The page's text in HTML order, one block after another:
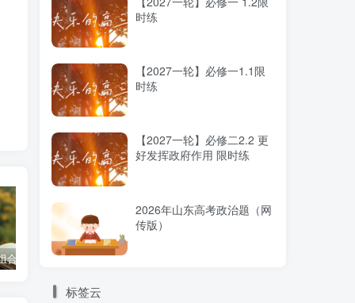
合优劣势
时练
【2027一轮】必修一1.1限
时练
【2027一轮】必修二2.2 更
好发挥政府作用 限时练
2026年山东高考政治题（网
传版）
标签云